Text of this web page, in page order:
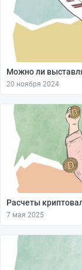
Можно ли
20 ноября 2024
Расчеты
7 мая 2025